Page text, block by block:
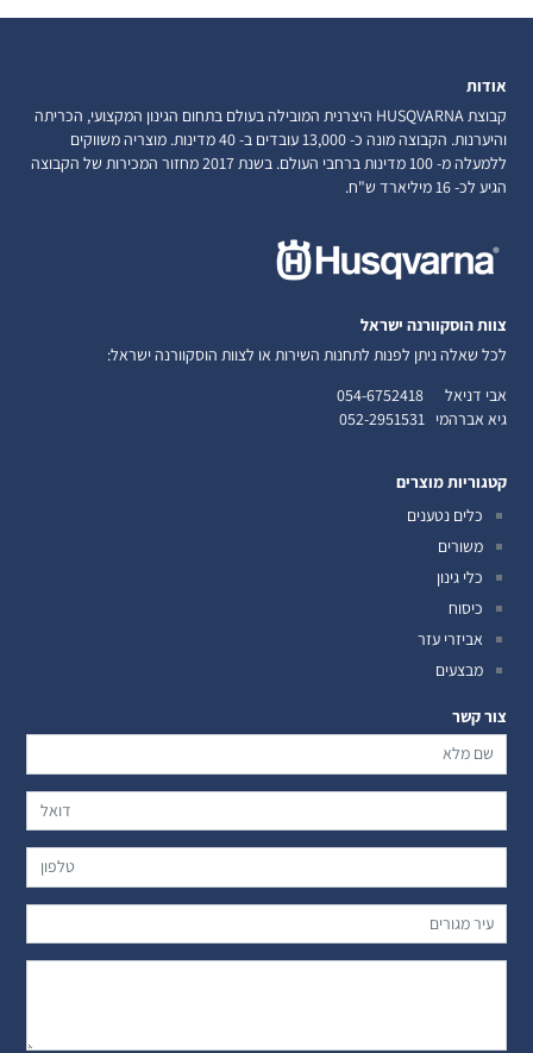
אודות
קבוצת HUSQVARNA היצרנית המובילה בעולם בתחום הגינון המקצועי, הכריתה
והיערנות. הקבוצה מונה כ- 13,000 עובדים ב- 40 מדינות. מוצריה משווקים
ללמעלה מ- 100 מדינות ברחבי העולם. בשנת 2017 מחזור המכירות של הקבוצה
הגיע לכ- 16 מיליארד ש"ח.
צוות הוסקוורנה ישראל
לכל שאלה ניתן לפנות לתחנות השירות או לצוות הוסקוורנה ישראל:
אבי דניאל 054-6752418
גיא אברהמי 052-2951531
קטגוריות מוצרים
כלים נטענים
משורים
כלי גינון
כיסוח
אביזרי עזר
מבצעים
צור קשר